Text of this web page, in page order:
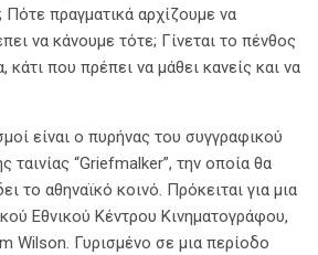
πραγματικά αρχίζουμε να
να κάνουμε τότε; Γίνεται το πένθος
κάτι που πρέπει να μάθει κανείς και να
είναι ο πυρήνας του συγγραφικού
ταινίας “Griefmalker”, την οποία θα
το αθηναϊκό κοινό. Πρόκειται για μια
Εθνικού Κέντρου Κινηματογράφου,
Wilson. Γυρισμένο σε μια περίοδο